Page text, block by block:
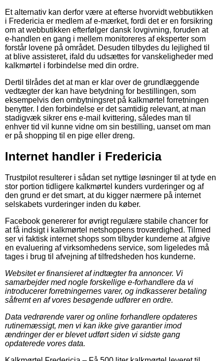
Et alternativ kan derfor være at efterse hvorvidt webbutikken
i Fredericia er medlem af e-mærket, fordi det er en forsikring
om at webbutikken efterfølger dansk lovgivning, foruden at
e-handlen en gang i mellem monitoreres af eksperter som
forstår lovene på området. Desuden tilbydes du lejlighed til
at blive assisteret, ifald du udsættes for vanskeligheder med
kalkmørtel i forbindelse med din ordre.
Dertil tilrådes det at man er klar over de grundlæggende
vedtægter der kan have betydning for bestillingen, som
eksempelvis den ombytningsret på kalkmørtel forretningen
benytter. I den forbindelse er det samtidig relevant, at man
stadigvæk sikrer ens e-mail kvittering, således man til
enhver tid vil kunne vidne om sin bestilling, uanset om man
er på shopping til en pige eller dreng.
Internet handler i Fredericia
Trustpilot resulterer i sådan set nyttige løsninger til at tyde en
stor portion tidligere kalkmørtel kunders vurderinger og af
den grund er det smart, at du kigger nærmere på internet
selskabets vurderinger inden du køber.
Facebook genererer for øvrigt regulære stabile chancer for
at få indsigt i kalkmørtel netshoppens troværdighed. Tilmed
ser vi faktisk internet shops som tilbyder kunderne at afgive
en evaluering af virksomhedens service, som ligeledes må
tages i brug til afvejning af tilfredsheden hos kunderne.
Websitet er finansieret af indtægter fra annoncer. Vi
samarbejder med nogle forskellige e-forhandlere da vi
introducerer forretningernes varer, og indkasserer betaling
såfremt en af vores besøgende udfører en ordre.
Data vedrørende varer og online forhandlere opdateres
rutinemæssigt, men vi kan ikke give garantier imod
ændringer der er blevet udført siden vi sidste gang
opdaterede vores data.